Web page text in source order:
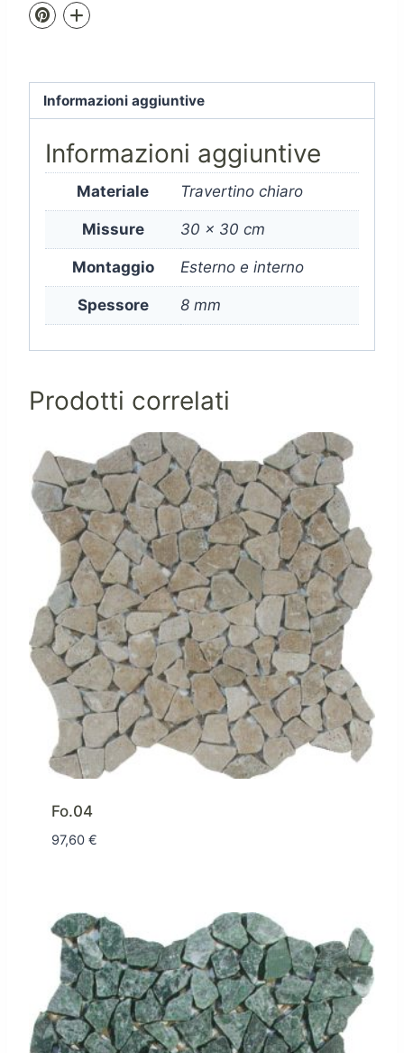
Informazioni aggiuntive
Informazioni aggiuntive
Materiale Travertino chiaro
Missure 30 x 30 cm
Montaggio Esterno e interno
Spessore 8 mm
Prodotti correlati
Fo.04
97,60 €